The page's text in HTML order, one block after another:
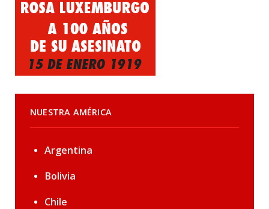
NUESTRA AMÉRICA
Argentina
Bolivia
Chile